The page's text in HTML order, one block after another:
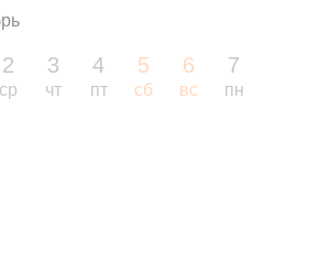
2
ср
3
чт
4
пт
5
сб
6
вс
7
пн